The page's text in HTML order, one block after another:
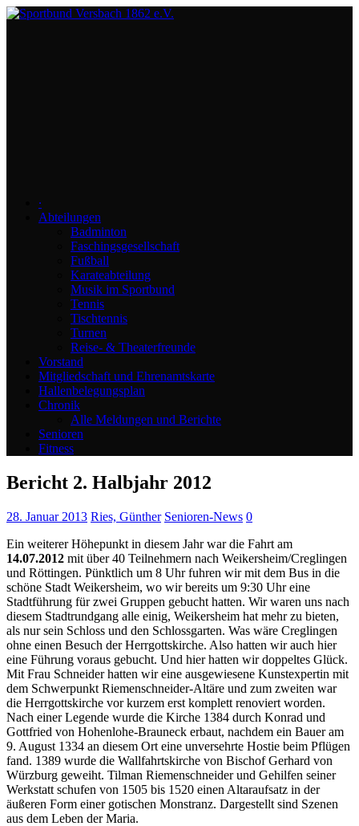
∙
Abteilungen
Badminton
Faschingsgesellschaft
Fußball
Karateabteilung
Musik im Sportbund
Tennis
Tischtennis
Turnen
Reise- & Theaterfreunde
Vorstand
Mitgliedschaft und Ehrenamtskarte
Hallenbelegungsplan
Chronik
Alle Meldungen und Berichte
Senioren
Fitness
Bericht 2. Halbjahr 2012
28. Januar 2013 Ries, Günther Senioren-News 0
Ein weiterer Höhepunkt in diesem Jahr war die Fahrt am
14.07.2012 mit über 40 Teilnehmern nach Weikersheim/Creglingen
und Röttingen. Pünktlich um 8 Uhr fuhren wir mit dem Bus in die
schöne Stadt Weikersheim, wo wir bereits um 9:30 Uhr eine
Stadtführung für zwei Gruppen gebucht hatten. Wir waren uns nach
diesem Stadtrundgang alle einig, Weikersheim hat mehr zu bieten,
als nur sein Schloss und den Schlossgarten. Was wäre Creglingen
ohne einen Besuch der Herrgottskirche. Also hatten wir auch hier
eine Führung voraus gebucht. Und hier hatten wir doppeltes Glück.
Mit Frau Schneider hatten wir eine ausgewiesene Kunstexpertin mit
dem Schwerpunkt Riemenschneider-Altäre und zum zweiten war
die Herrgottskirche vor kurzem erst komplett renoviert worden.
Nach einer Legende wurde die Kirche 1384 durch Konrad und
Gottfried von Hohenlohe-Brauneck erbaut, nachdem ein Bauer am
9. August 1334 an diesem Ort eine unversehrte Hostie beim Pflügen
fand. 1389 wurde die Wallfahrtskirche von Bischof Gerhard von
Würzburg geweiht. Tilman Riemenschneider und Gehilfen seiner
Werkstatt schufen von 1505 bis 1520 einen Altaraufsatz in der
äußeren Form einer gotischen Monstranz. Dargestellt sind Szenen
aus dem Leben der Maria.